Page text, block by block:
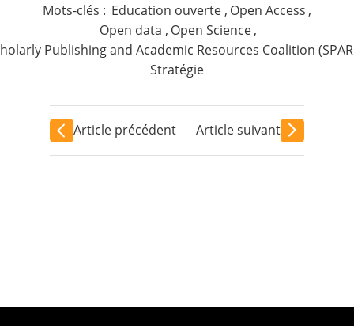
Mots-clés : Education ouverte , Open Access ,
Open data , Open Science,
Publishing and Academic Resources Coalition
Stratégie
Article précédent Article suivant